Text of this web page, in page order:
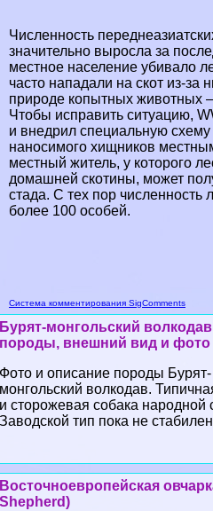
Численность
значительно выросла за
местное население убивало
часто нападали на скот из-за
природе копытных животных
Чтобы исправить ситуацию,
и внедрил специальную
наносимого хищников
местный житель, у которого
домашней скотины, может
стада. С тех пор
более 100 особей.
Система комментирования SigComments
Бурят-монгольский
породы, внешний вид и фото
Фото и описание породы Бурят-
монгольский волкодав.
и сторожевая собака народной
Заводской тип пока не
Восточноевропейская
Shepherd)